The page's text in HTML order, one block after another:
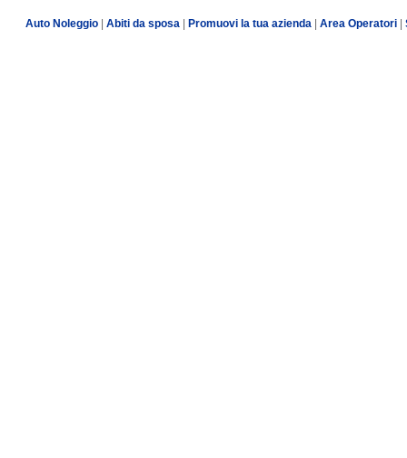
Auto Noleggio Abiti da sposa Promuovi la tua azienda Area Operatori